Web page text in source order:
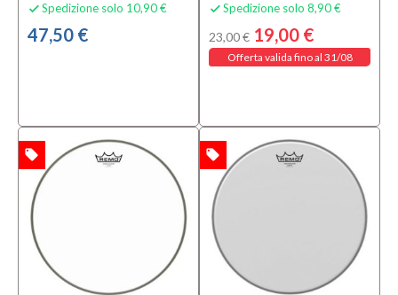
 Spedizione solo 10,90 €
47,50 €
 Spedizione solo 8,90 €
23,00 € 19,00 €
Offerta valida fino al 31/08
local_offer OFFERTA local_offer